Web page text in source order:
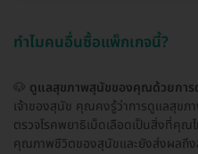
ทำไมคนอื่นซื้อแพ็กเกจนี้?
🐶 ดูแลสุขภาพสุนัขของคุณด้วยการ
เจ้าของสุนัข คุณคงรู้ว่าการดูแลสุขภ
ตรวจโรคพยาธิเม็ดเลือดเป็นสิ่งที่คุ
คุณภาพชีวิตของสุนัขและยังส่งผลถึ